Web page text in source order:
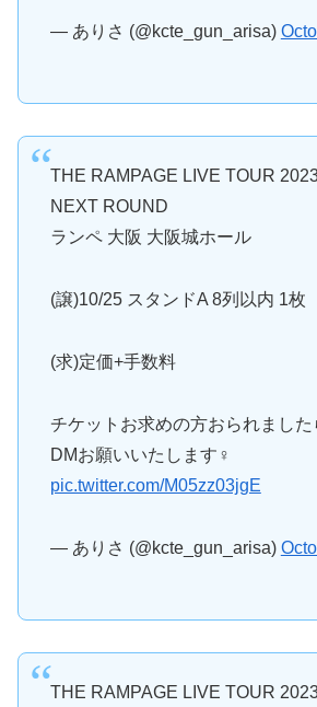
— ありさ (@kcte_gun_arisa)
THE RAMPAGE LIVE TOUR 2023
NEXT ROUND
ランペ 大阪 大阪城ホール
(譲)10/25 スタンドA 8列以内 1枚
(求)定価+手数料
チケットお求めの方おられまし
DMお願いいたします‍♀️
pic.twitter.com/M05zz03jgE
— ありさ (@kcte_gun_arisa)
THE RAMPAGE LIVE TOUR 2023